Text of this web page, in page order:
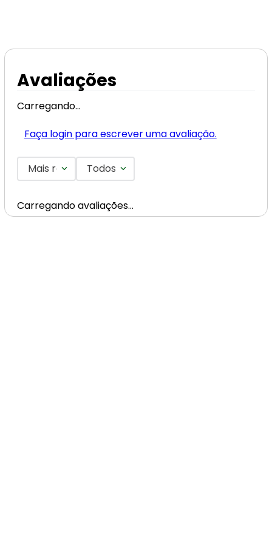
Avaliações
Carregando…
Faça login para escrever uma avaliação.
Mais recentesTodos
Carregando avaliações…